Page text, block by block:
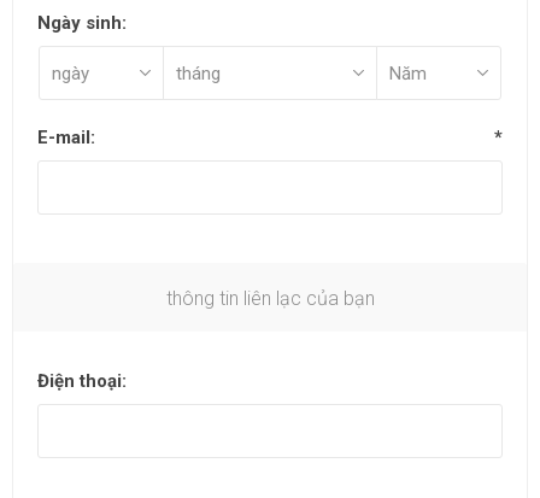
Ngày sinh:
E-mail: *
thông tin liên lạc của bạn
Điện thoại: